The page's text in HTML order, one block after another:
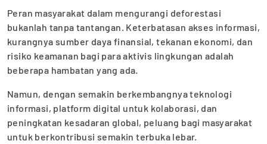
Peran masyarakat dalam mengurangi deforestasi
bukanlah tanpa tantangan. Keterbatasan akses informasi,
kurangnya sumber daya finansial, tekanan ekonomi, dan
risiko keamanan bagi para aktivis lingkungan adalah
beberapa hambatan yang ada.
Namun, dengan semakin berkembangnya teknologi
informasi, platform digital untuk kolaborasi, dan
peningkatan kesadaran global, peluang bagi masyarakat
untuk berkontribusi semakin terbuka lebar.